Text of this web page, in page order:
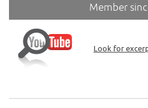
Member
Look for